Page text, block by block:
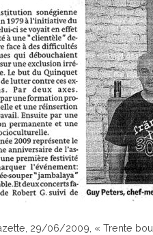
29/06/2009, « Trente